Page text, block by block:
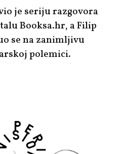
je seriju razgovora
Booksa.hr, a Filip
se na zanimljivu
polemici.